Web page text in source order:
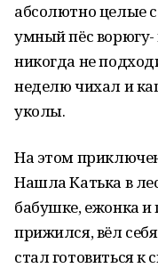
абсолютно целые
умный пёс
никогда не
неделю чихал и
уколы.
На этом
Нашла Катька в
бабушке, ежонка и
прижился, вёл
стал готовиться к